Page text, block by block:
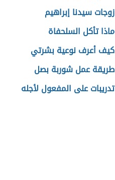
زوجات سيدنا إبراهيم
ماذا تأكل السلحفاة
كيف أعرف نوعية بشرتي
طريقة عمل شوربة بصل
تدريبات على المفعول لأجله